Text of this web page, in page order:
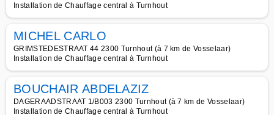
Installation de Chauffage central à Turnhout
MICHEL CARLO
GRIMSTEDESTRAAT 44 2300 Turnhout (à 7 km de Vosselaar)
Installation de Chauffage central à Turnhout
BOUCHAIR ABDELAZIZ
DAGERAADSTRAAT 1/B003 2300 Turnhout (à 7 km de Vosselaar)
Installation de Chauffage central à Turnhout